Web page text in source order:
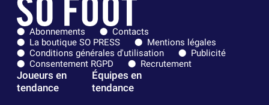
Abonnements
Contacts
La boutique SO PRESS
Mentions légales
Conditions générales d'utilisation
Publicité
Consentement RGPD
Recrutement
Joueurs en
tendance
Équipes en
tendance